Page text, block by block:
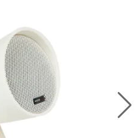
kan intressera